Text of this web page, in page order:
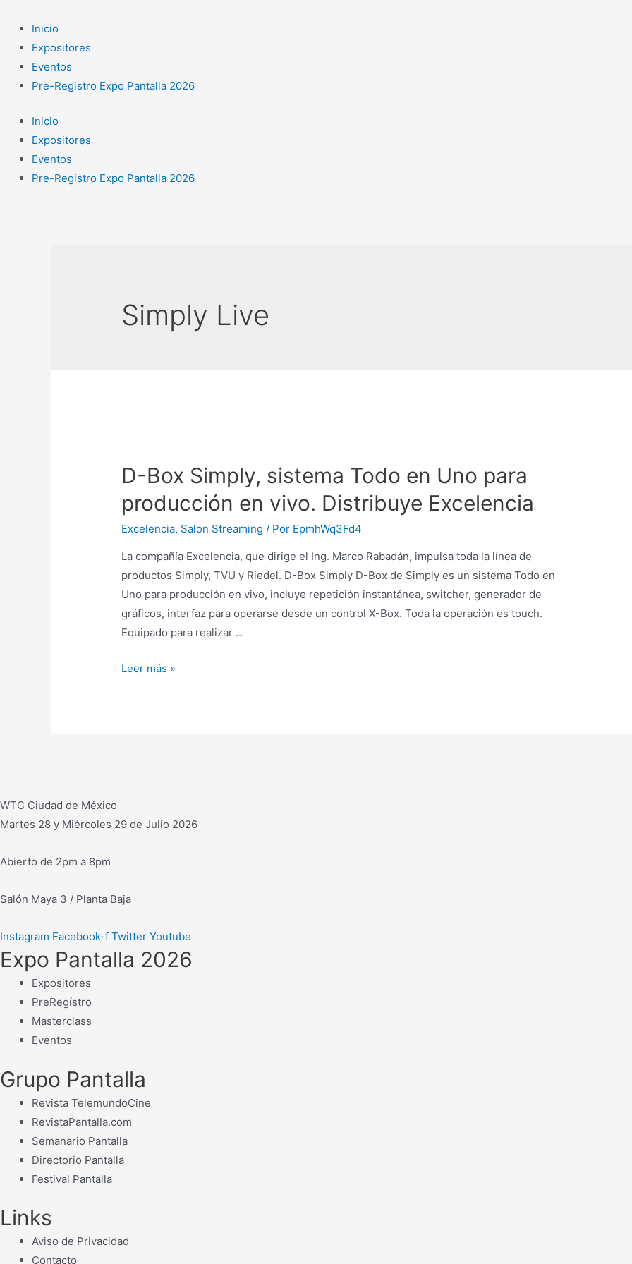
contenido
Inicio
Expositores
Eventos
Pre-Registro Expo Pantalla 2026
Inicio
Expositores
Eventos
Pre-Registro Expo Pantalla 2026
Simply Live
D-Box Simply, sistema Todo en Uno para
producción en vivo. Distribuye Excelencia
Excelencia, Salon Streaming / Por EpmhWq3Fd4
La compañía Excelencia, que dirige el Ing. Marco Rabadán, impulsa toda la línea de
productos Simply, TVU y Riedel. D-Box Simply D-Box de Simply es un sistema Todo en
Uno para producción en vivo, incluye repetición instantánea, switcher, generador de
gráficos, interfaz para operarse desde un control X-Box. Toda la operación es touch.
Equipado para realizar …
D-
producción
Excelencia
Leer más »
WTC Ciudad de México
Martes 28 y Miércoles 29 de Julio 2026
Abierto de 2pm a 8pm
Salón Maya 3 / Planta Baja
Instagram Facebook-f Twitter Youtube
Expo Pantalla 2026
Expositores
PreRegístro
Masterclass
Eventos
Grupo Pantalla
Revista TelemundoCine
RevistaPantalla.com
Semanario Pantalla
Directorio Pantalla
Festival Pantalla
Links
Aviso de Privacidad
Contacto